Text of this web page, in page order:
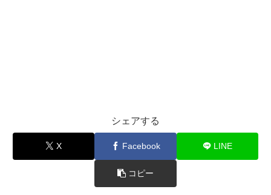
シェアする
X Facebook LINE
コピー